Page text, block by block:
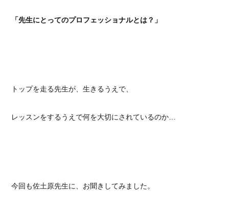
「先生にとってのプロフェッショナルとは？」
トップを走る先生が、生きるうえで、
レッスンをするうえで何を大切にされているのか…
今回も佐土原先生に、お聞きしてみました。